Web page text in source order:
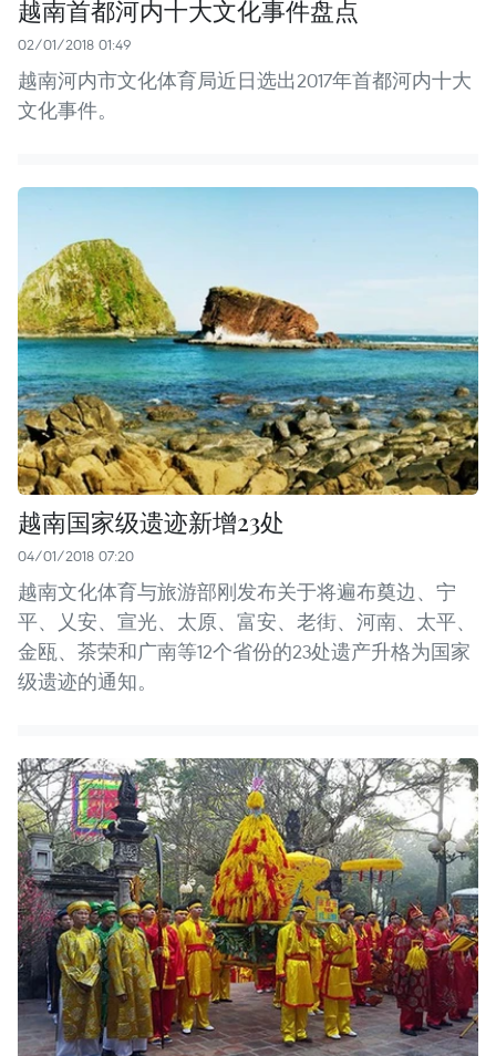
越南首都河内十大文化事件盘点
02/01/2018 01:49
越南河内市文化体育局近日选出2017年首都河内十大
文化事件。
越南国家级遗迹新增23处
04/01/2018 07:20
越南文化体育与旅游部刚发布关于将遍布奠边、宁
平、乂安、宣光、太原、富安、老街、河南、太平、
金瓯、茶荣和广南等12个省份的23处遗产升格为国家
级遗迹的通知。